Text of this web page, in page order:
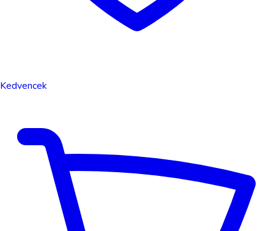
Kedvencek